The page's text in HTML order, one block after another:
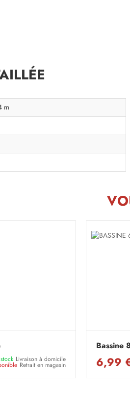
m
Livraison à domicile
Retrait en magasin
Bassine
6,99